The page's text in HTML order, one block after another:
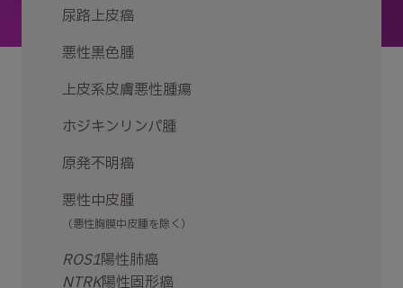
尿路上皮癌
悪性黒色腫
上皮系皮膚悪性腫瘍
ホジキンリンパ腫
原発不明癌
悪性中皮腫
（悪性胸膜中皮腫を除く）
ROS1陽性肺癌
NTRK陽性固形癌